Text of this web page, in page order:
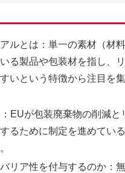
ルとは：単一の素材（材
る製品や包装材を指し、
いという特徴から注目を
EUが包装廃棄物の削減と
るために制定を進めてい
リア性を付与するのか：